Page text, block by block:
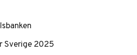
Sverige 2025